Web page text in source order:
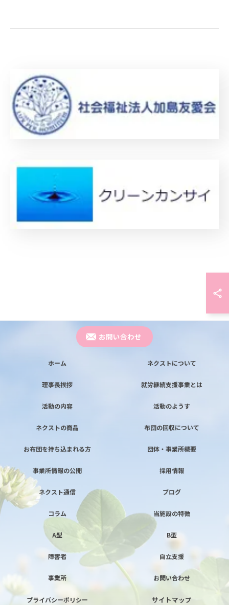
お問い合わせ
ホーム ネクストについて
理事長挨拶 就労継続支援事業とは
活動の内容 活動のようす
ネクストの商品 布団の回収について
お布団を持ち込まれる方 団体・事業所概要
事業所情報の公開 採用情報
ネクスト通信 ブログ
コラム 当施設の特徴
A型 B型
障害者 自立支援
事業所 お問い合わせ
プライバシーポリシー サイトマップ